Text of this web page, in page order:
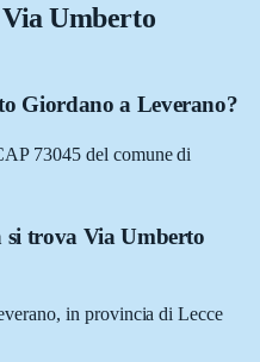
Via Umberto
Giordano a Leverano?
73045 del comune di
si trova Via Umberto
in provincia di Lecce